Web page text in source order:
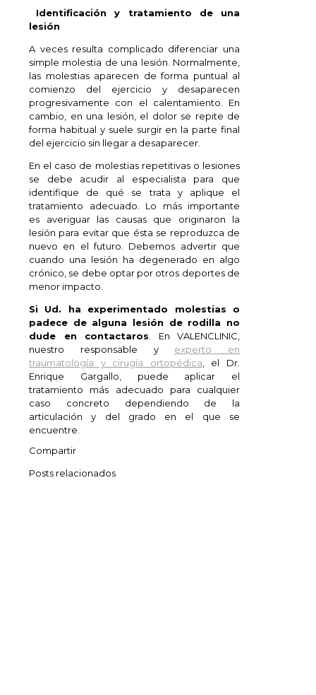
Identificación y tratamiento de una
lesión
A veces resulta complicado diferenciar una
simple molestia de una lesión. Normalmente,
las molestias aparecen de forma puntual al
comienzo del ejercicio y desaparecen
progresivamente con el calentamiento. En
cambio, en una lesión, el dolor se repite de
forma habitual y suele surgir en la parte final
del ejercicio sin llegar a desaparecer.
En el caso de molestias repetitivas o lesiones
se debe acudir al especialista para que
identifique de qué se trata y aplique el
tratamiento adecuado. Lo más importante
es averiguar las causas que originaron la
lesión para evitar que ésta se reproduzca de
nuevo en el futuro. Debemos advertir que
cuando una lesión ha degenerado en algo
crónico, se debe optar por otros deportes de
menor impacto.
Si Ud. ha experimentado molestias o
padece de alguna lesión de rodilla no
dude en contactaros . En VALENCLINIC,
nuestro responsable y experto en
traumatología y cirugía ortopédica , el Dr.
Enrique Gargallo, puede aplicar el
tratamiento más adecuado para cualquier
caso concreto dependiendo de la
articulación y del grado en el que se
encuentre.
Compartir
Posts relacionados